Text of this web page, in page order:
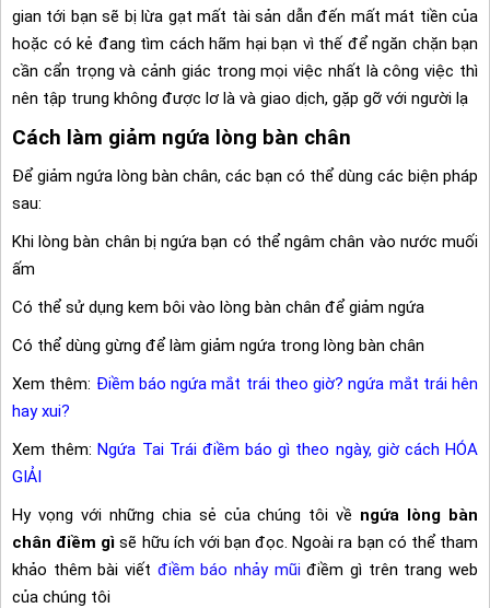
gian tới bạn sẽ bị lừa gạt mất tài sản dẫn đến mất mát tiền của
hoặc có kẻ đang tìm cách hãm hại bạn vì thế để ngăn chặn bạn
cần cẩn trọng và cảnh giác trong mọi việc nhất là công việc thì
nên tập trung không được lơ là và giao dịch, gặp gỡ với người lạ
Cách làm giảm ngứa lòng bàn chân
Để giảm ngứa lòng bàn chân, các bạn có thể dùng các biện pháp
sau:
Khi lòng bàn chân bị ngứa bạn có thể ngâm chân vào nước muối
ấm
Có thể sử dụng kem bôi vào lòng bàn chân để giảm ngứa
Có thể dùng gừng để làm giảm ngứa trong lòng bàn chân
Xem thêm: Điềm báo ngứa mắt trái theo giờ? ngứa mắt trái hên
hay xui?
Xem thêm:Ngứa Tai Trái điềm báo gì theo ngày, giờ cách HÓA
GIẢI
Hy vọng với những chia sẻ của chúng tôi về ngứa lòng bàn
chân điềm gì sẽ hữu ích với bạn đọc. Ngoài ra bạn có thể tham
khảo thêm bài viết điềm báo nhảy mũi điềm gì trên trang web
của chúng tôi